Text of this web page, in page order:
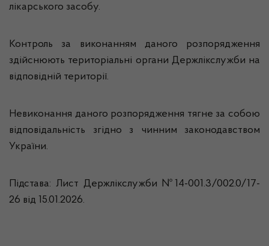
лікарського засобу.
Контроль за виконанням даного розпорядження
здійснюють територіальні органи Держлікслужби на
відповідній території.
Невиконання даного розпорядження тягне за собою
відповідальність згідно з чинним законодавством
України.
Підстава: Лист Держлікслужби №14-001.3/002.0/17-
26 від 15.01.2026.